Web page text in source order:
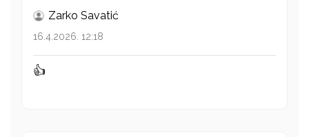
Zarko Savatić
16.4.2026. 12:18
👍